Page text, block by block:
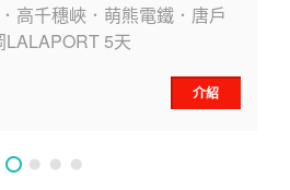
高千穗峽．萌熊電鐵．唐戶
LALAPORT 5天
介紹